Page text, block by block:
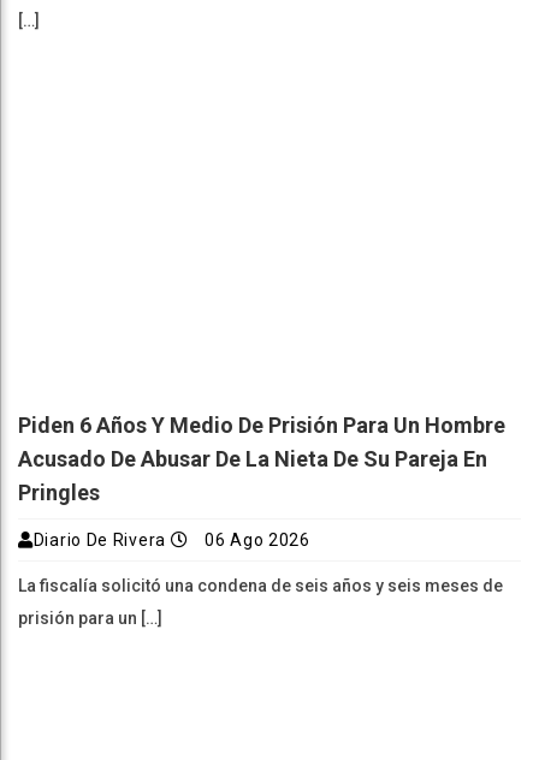
[…]
Piden 6 Años Y Medio De Prisión Para Un Hombre
Acusado De Abusar De La Nieta De Su Pareja En
Pringles
Diario De Rivera 06 Ago 2026
La fiscalía solicitó una condena de seis años y seis meses de
prisión para un […]